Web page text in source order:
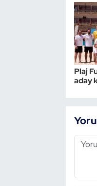
Plaj
aday
Vücut Geliştirme
Wushu Kungfu